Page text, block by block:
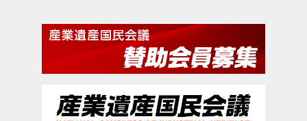
映画『軍艦島』 長崎新聞
朝鮮総督府 端島 朝鮮関係文書 長崎日報
R5 内鮮融和 台湾 世界遺産